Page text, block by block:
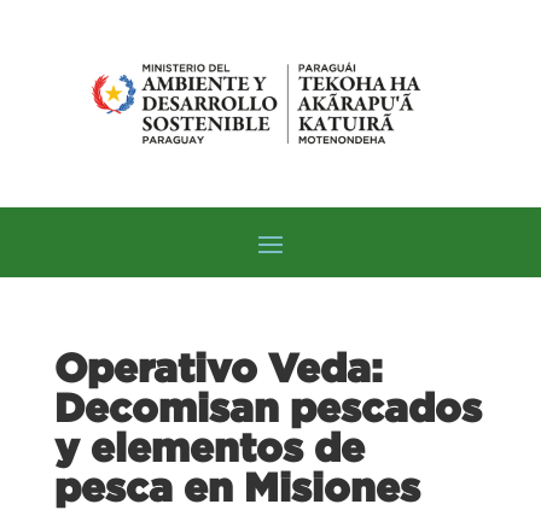
Operativo Veda:
Decomisan pescados
y elementos de
pesca en Misiones